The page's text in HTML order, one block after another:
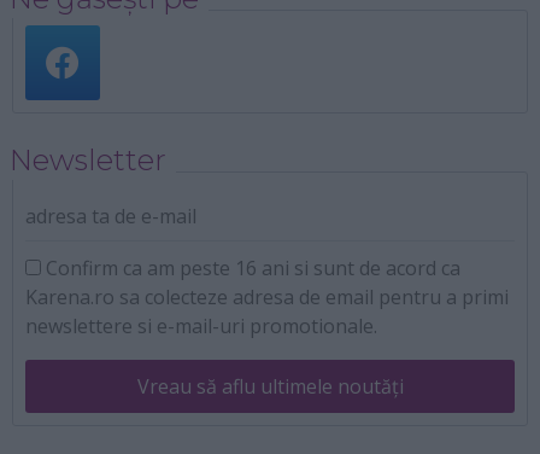
Newsletter
adresa ta de e-mail
Confirm ca am peste 16 ani si sunt de acord ca
Karena.ro sa colecteze adresa de email pentru a primi
newslettere si e-mail-uri promotionale.
Vreau să aflu ultimele noutăți